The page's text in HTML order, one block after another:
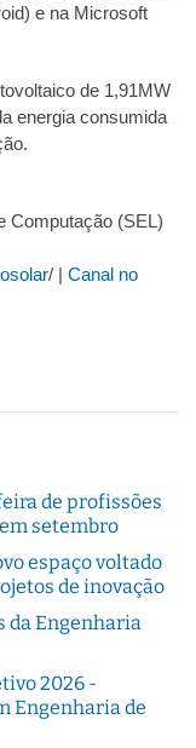
e na Microsoft
de 1,91MW
energia consumida
Computação (SEL)
/ | Canal no
de profissões
setembro
espaço voltado
de inovação
da Engenharia
2026 -
Engenharia de